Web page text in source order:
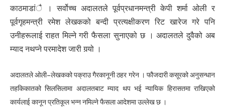
काठमाडांै । सर्वोच्च अदालतले पूर्वप्रधानमन्त्री केपी शर्मा ओली र
पूर्वगृहमन्त्री रमेश लेखकको बन्दी प्रत्यक्षीकरण रिट खारेज गरे पनि
उनीहरूलाई राहत मिल्ने गरी फैसला सुनाएको छ । अदालतले दुवैको अब
म्याद नथप्ने परमादेश जारी गर्‍यो ।
अदालतले ओली–लेखकको पक्राउ गैरकानूनी ठहर गरेन । फौजदारी कसूरको अनुसन्धान
तहकिकातको सिलसिलामा अदालतबाट म्याद थप भई न्यायिक हिरासतमा राखिएको
कार्यलाई कानून प्रतिकूल भन्न नमिल्ने फैसला आदेशमा उल्लेख छ ।